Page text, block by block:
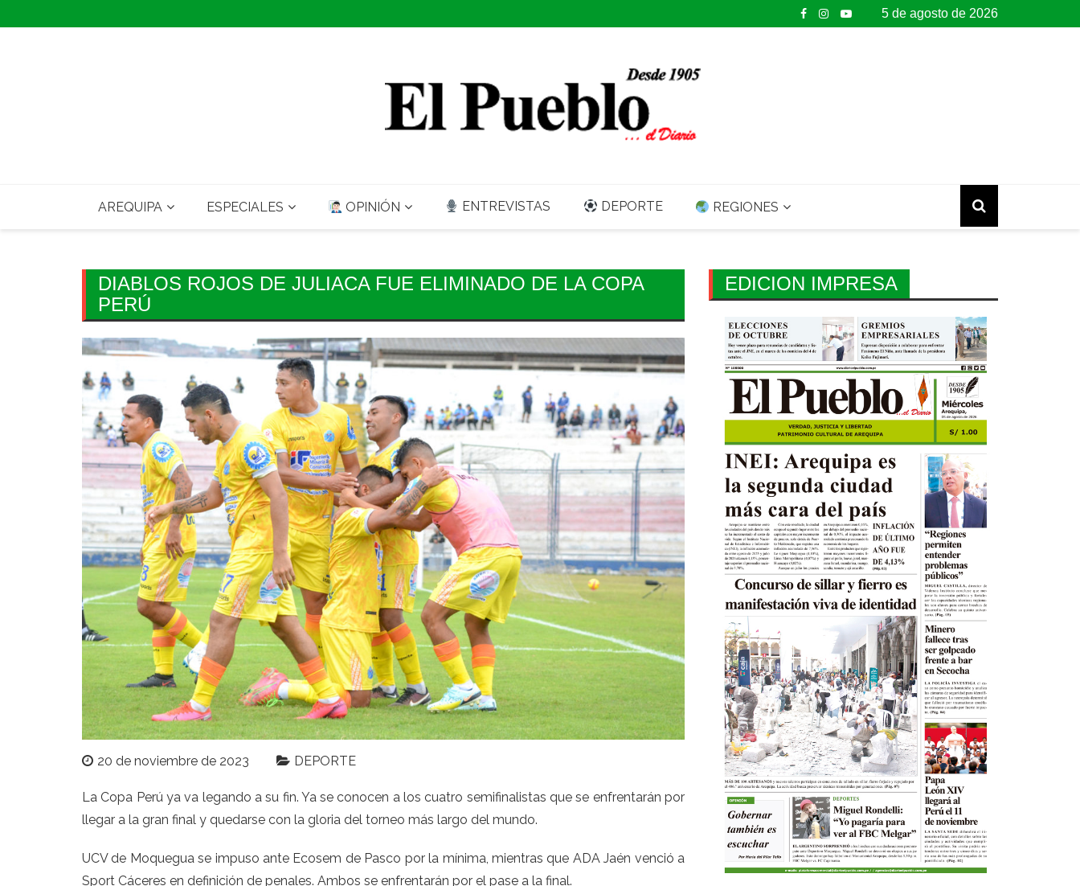
to
5 de agosto de 2026
AREQUIPA ESPECIALES OPINIÓN ENTREVISTAS DEPORTE REGIONES
DIABLOS ROJOS DE JULIACA FUE ELIMINADO DE LA COPA
PERÚ
20 de noviembre de 2023 DEPORTE
La Copa Perú ya va legando a su fin. Ya se conocen a los cuatro semifinalistas que se enfrentarán por
llegar a la gran final y quedarse con la gloria del torneo más largo del mundo.
UCV de Moquegua se impuso ante Ecosem de Pasco por la mínima, mientras que ADA Jaén venció a
Sport Cáceres en definición de penales. Ambos se enfrentarán por el pase a la final.
EDICION IMPRESA